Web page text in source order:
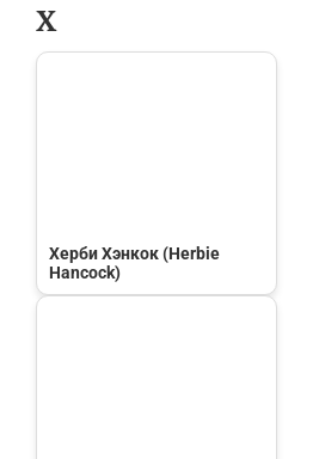
Х
Херби Хэнкок (Herbie
Hancock)